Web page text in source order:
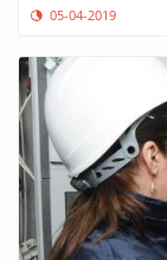
05-04-2019